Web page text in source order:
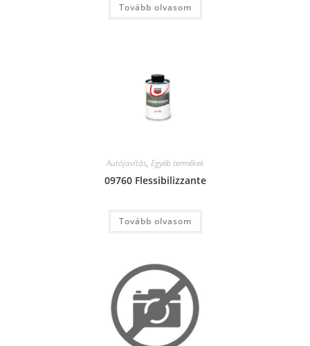
Tovább olvasom
Autójavítás, Egyéb termékek
09760 Flessibilizzante
Tovább olvasom